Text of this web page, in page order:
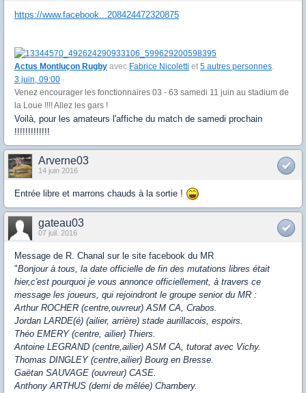
https://www.facebook...208424472320875
Actus Montluçon Rugby avec Fabrice Nicoletti et 5 autres personnes.
3 juin, 09:00 ·
Venez encourager les fonctionnaires 03 - 63 samedi 11 juin au stadium de
la Loue !!!! Allez les gars !
Voilà, pour les amateurs l'affiche du match de samedi prochain
!!!!!!!!!!!!!
Arverne03
14 juin 2016
Entrée libre et marrons chauds à la sortie !
gateau03
07 juil. 2016
Message de R. Chanal sur le site facebook du MR
"Bonjour à tous, la date officielle de fin des mutations libres était
hier,c'est pourquoi je vous annonce officiellement, à travers ce
message les joueurs, qui rejoindront le groupe senior du MR :
Arthur ROCHER (centre,ouvreur) ASM CA, Crabos.
Jordan LARDE(é) (ailier, arrière) stade aurillacois, espoirs.
Théo EMERY (centre, ailier) Thiers.
Antoine LEGRAND (centre,ailier) ASM CA, tutorat avec Vichy.
Thomas DINGLEY (centre,ailier) Bourg en Bresse.
Gaëtan SAUVAGE (ouvreur) CASE.
Anthony ARTHUS (demi de mêlée) Chambery.